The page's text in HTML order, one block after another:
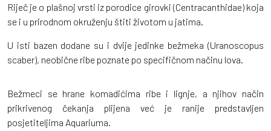
Riječ je o plašnoj vrsti iz porodice girovki (Centracanthidae) koja
se i u prirodnom okruženju štiti životom u jatima.
U isti bazen dodane su i dvije jedinke bežmeka (Uranoscopus
scaber), neobične ribe poznate po specifičnom načinu lova.
Bežmeci se hrane komadićima ribe i lignje, a njihov način
prikrivenog čekanja plijena već je ranije predstavljen
posjetiteljima Aquariuma.